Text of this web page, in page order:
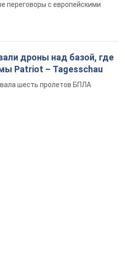
переговоры с европейскими
дроны над базой, где
Patriot – Tagesschau
шесть пролетов БПЛА